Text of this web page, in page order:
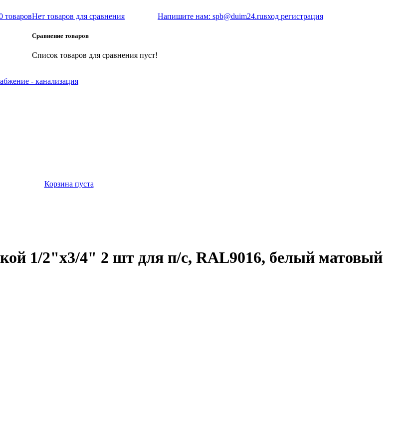
товаровНет товаров для сравнения
Сравнение товаров
Список товаров для сравнения пуст!
Напишите нам: spb@duim24.ruвход регистрация
- канализация
Корзина пуста
1/2"х3/4" 2 шт для п/с, RAL9016, белый матовый